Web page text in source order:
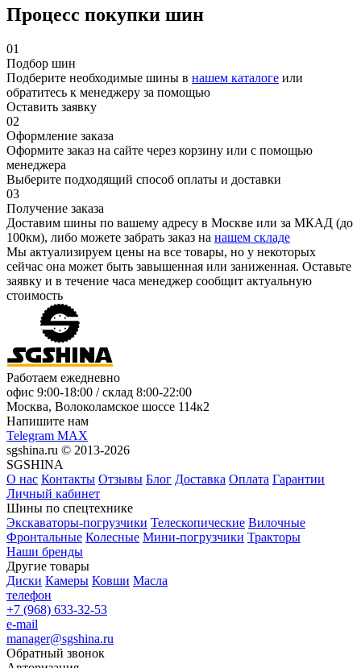
Процесс покупки шин
01
Подбор шин
Подберите необходимые шины в нашем каталоге или
обратитесь к менеджеру за помощью
Оставить заявку
02
Оформление заказа
Оформите заказ на сайте через корзину или с помощью
менеджера
Выберите подходящий способ оплаты и доставки
03
Получение заказа
Доставим шины по вашему адресу в Москве или за МКАД (до
100км), либо можете забрать заказ на нашем складе
Мы актуализируем цены на все товары, но у некоторых
сейчас она может быть завышенная или заниженная. Оставьте
заявку и в течение часа менеджер сообщит актуальную
стоимость
Работаем ежедневно
офис 9:00-18:00 / склад 8:00-22:00
Москва, Волоколамское шоссе 114к2
Напишите нам
Telegram MAX
sgshina.ru © 2013-2026
SGSHINA
О нас Контакты Отзывы Блог Доставка Оплата Гарантии
Личный кабинет
Шины по спецтехнике
Экскаваторы-погрузчики Телескопические Вилочные
Фронтальные Колесные Мини-погрузчики Тракторы
Наши бренды
Другие товары
Диски Камеры Ковши Масла
телефон
+7 (968) 633-32-53
e-mail
manager@sgshina.ru
Обратный звонок